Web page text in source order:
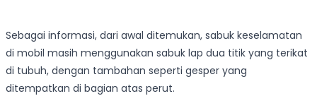
Sebagai informasi, dari awal ditemukan, sabuk keselamatan
di mobil masih menggunakan sabuk lap dua titik yang terikat
di tubuh, dengan tambahan seperti gesper yang
ditempatkan di bagian atas perut.